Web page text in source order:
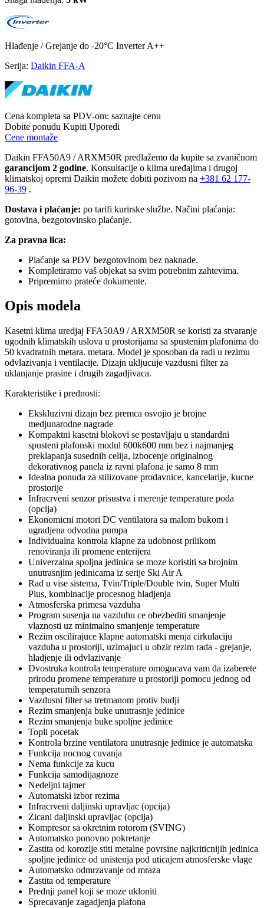
Hlađenje / Grejanje do -20°C Inverter A++
Serija: Daikin FFA-A
Cena kompleta sa PDV-om: saznajte cenu
Dobite ponudu Kupiti Uporedi
Cene montaže
Daikin FFA50A9 / ARXM50R predlažemo da kupite sa zvaničnom
garancijom 2 godine. Konsultacije o klima uređajima i drugoj
klimatskoj opremi Daikin možete dobiti pozivom na +381 62 177-
96-39 .
Dostava i plaćanje: po tarifi kurirske službe. Načini plaćanja:
gotovina, bezgotovinsko plaćanje.
Za pravna lica:
Plaćanje sa PDV bezgotovinom bez naknade.
Kompletiramo vaš objekat sa svim potrebnim zahtevima.
Pripremimo prateće dokumente.
Opis modela
Kasetni klima uredjaj FFA50A9 / ARXM50R se koristi za stvaranje
ugodnih klimatskih uslova u prostorijama sa spustenim plafonima do
50 kvadratnih metara. metara. Model je sposoban da radi u rezimu
odvlazivanja i ventilacije. Dizajn ukljucuje vazdusni filter za
uklanjanje prasine i drugih zagadjivaca.
Karakteristike i prednosti:
Ekskluzivni dizajn bez premca osvojio je brojne
medjunarodne nagrade
Kompaktni kasetni blokovi se postavljaju u standardni
spusteni plafonski modul 600k600 mm bez i najmanjeg
preklapanja susednih celija, izbocenje originalnog
dekorativnog panela iz ravni plafona je samo 8 mm
Idealna ponuda za stilizovane prodavnice, kancelarije, kucne
prostorije
Infracrveni senzor prisustva i merenje temperature poda
(opcija)
Ekonomicni motori DC ventilatora sa malom bukom i
ugradjena odvodna pumpa
Individualna kontrola klapne za udobnost prilikom
renoviranja ili promene enterijera
Univerzalna spoljna jedinica se moze koristiti sa brojnim
unutrasnjim jedinicama iz serije Ski Air A
Rad u vise sistema, Tvin/Triple/Double tvin, Super Multi
Plus, kombinacije procesnog hladjenja
Atmosferska primesa vazduha
Program susenja na vazduhu ce obezbediti smanjenje
vlaznosti uz minimalno smanjenje temperature
Rezim oscilirajuce klapne automatski menja cirkulaciju
vazduha u prostoriji, uzimajuci u obzir rezim rada - grejanje,
hladjenje ili odvlazivanje
Dvostruka kontrola temperature omogucava vam da izaberete
prirodu promene temperature u prostoriji pomocu jednog od
temperaturnih senzora
Vazdusni filter sa tretmanom protiv budji
Rezim smanjenja buke unutrasnje jedinice
Rezim smanjenja buke spoljne jedinice
Topli pocetak
Kontrola brzine ventilatora unutrasnje jedinice je automatska
Funkcija nocnog cuvanja
Nema funkcije za kucu
Funkcija samodijagnoze
Nedeljni tajmer
Automatski izbor rezima
Infracrveni daljinski upravljac (opcija)
Zicani daljinski upravljac (opcija)
Kompresor sa okretnim rotorom (SVING)
Automatsko ponovno pokretanje
Zastita od korozije stiti metalne povrsine najkriticnijih jedinica
spoljne jedinice od unistenja pod uticajem atmosferske vlage
Automatsko odmrzavanje od mraza
Zastita od temperature
Prednji panel koji se moze ukloniti
Sprecavanje zagadjenja plafona